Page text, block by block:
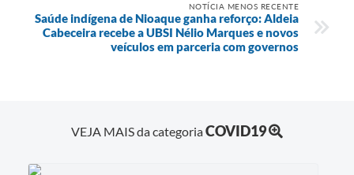
NOTÍCIA MENOS RECENTE
Saúde indígena de Nioaque ganha reforço: Aldeia
Cabeceira recebe a UBSI Nélio Marques e novos
veículos em parceria com governos
VEJA MAIS da categoriaCOVID19